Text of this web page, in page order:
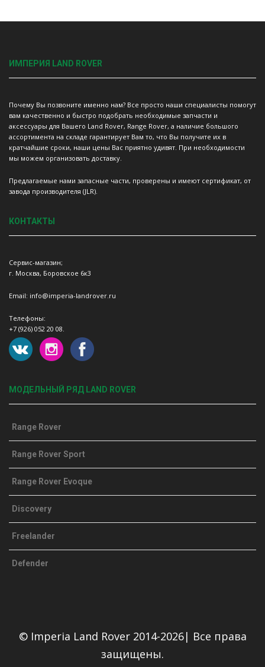
ИМПЕРИЯ LAND ROVER
Почему Вы позвоните именно нам? Все просто наши специалисты помогут
вам качественно и быстро подобрать необходимые запчасти и
аксессуары для Вашего Land Rover, Range Rover, а наличие большого
ассортимента на складе гарантирует Вам то, что Вы получите их в
кратчайшие сроки, наши цены Вас приятно удивят. При необходимости
мы можем организовать доставку.
Предлагаемые нами запасные части, проверены и имеют сертификат, от
завода производителя (JLR).
КОНТАКТЫ
Сервис-магазин;
г. Москва, Боровское 6к3
Email: info@imperia-landrover.ru
Телефоны:
+7 (926) 052 20 08.
МОДЕЛЬНЫЙ РЯД LAND ROVER
Range Rover
Range Rover Sport
Range Rover Evoque
Discovery
Freelander
Defender
© Imperia Land Rover 2014-2026| Все права
защищены.